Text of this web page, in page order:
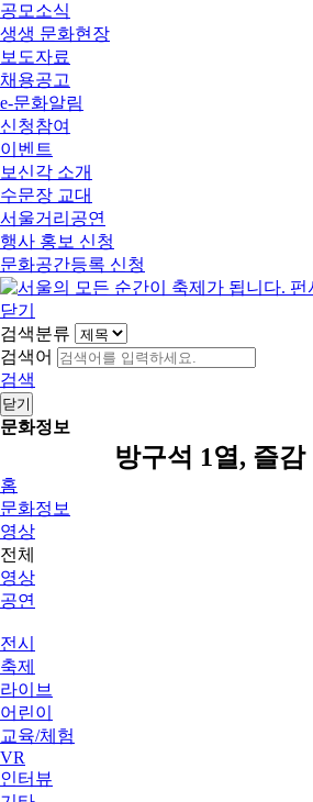
공모소식
생생 문화현장
보도자료
채용공고
e-문화알림
신청참여
이벤트
보신각 소개
수문장 교대
서울거리공연
행사 홍보 신청
문화공간등록 신청
닫기
검색분류
검색어
검색
닫기
문화정보
방구석 1열, 즐감
홈
문화정보
영상
전체
영상
공연
전시
축제
라이브
어린이
교육/체험
VR
인터뷰